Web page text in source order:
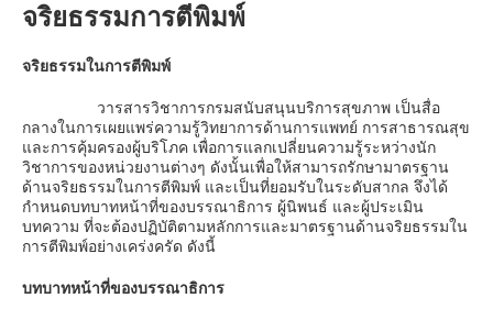
จริยธรรมการตีพิมพ์
จริยธรรมในการตีพิมพ์
วารสารวิชาการกรมสนับสนุนบริการสุขภาพ เป็นสื่อ
กลางในการเผยแพร่ความรู้วิทยาการด้านการแพทย์ การสาธารณสุข
และการคุ้มครองผู้บริโภค เพื่อการแลกเปลี่ยนความรู้ระหว่างนัก
วิชาการของหน่วยงานต่างๆ ดังนั้นเพื่อให้สามารถรักษามาตรฐาน
ด้านจริยธรรมในการตีพิมพ์ และเป็นที่ยอมรับในระดับสากล จึงได้
กำหนดบทบาทหน้าที่ของบรรณาธิการ ผู้นิพนธ์ และผู้ประเมิน
บทความ ที่จะต้องปฏิบัติตามหลักการและมาตรฐานด้านจริยธรรมใน
การตีพิมพ์อย่างเคร่งครัด ดังนี้
บทบาทหน้าที่ของบรรณาธิการ